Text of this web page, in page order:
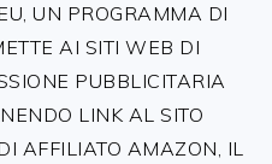
UN PROGRAMMA DI
AI SITI WEB DI
PUBBLICITARIA
LINK AL SITO
AFFILIATO AMAZON, IL